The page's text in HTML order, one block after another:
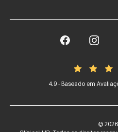
4.9 - Baseado em
© 2026